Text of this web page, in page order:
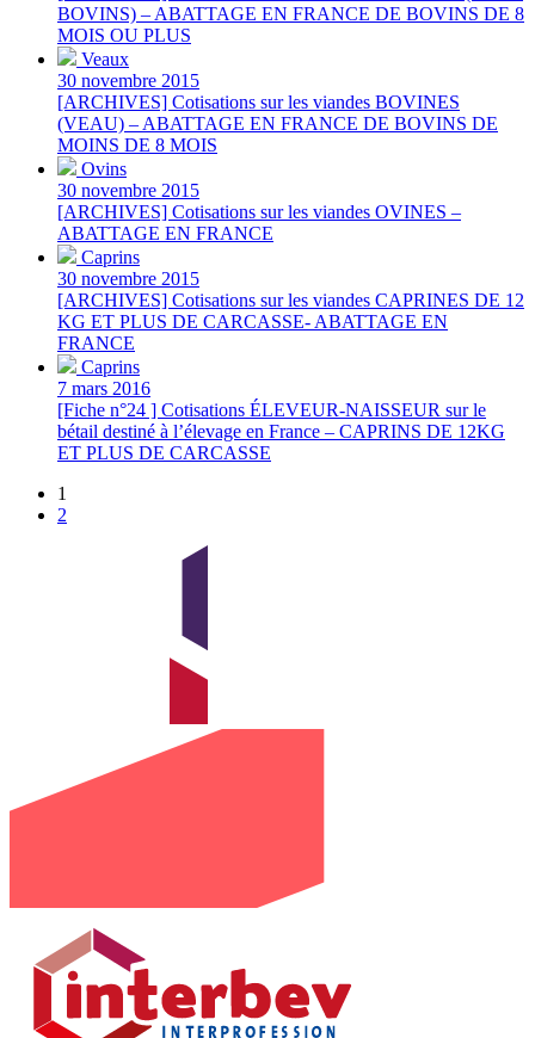
BOVINS) – ABATTAGE EN FRANCE DE BOVINS DE 8
MOIS OU PLUS
Veaux
30 novembre 2015
[ARCHIVES] Cotisations sur les viandes BOVINES
(VEAU) – ABATTAGE EN FRANCE DE BOVINS DE
MOINS DE 8 MOIS
Ovins
30 novembre 2015
[ARCHIVES] Cotisations sur les viandes OVINES –
ABATTAGE EN FRANCE
Caprins
30 novembre 2015
[ARCHIVES] Cotisations sur les viandes CAPRINES DE 12
KG ET PLUS DE CARCASSE- ABATTAGE EN
FRANCE
Caprins
7 mars 2016
[Fiche n°24 ] Cotisations ÉLEVEUR-NAISSEUR sur le
bétail destiné à l’élevage en France – CAPRINS DE 12KG
ET PLUS DE CARCASSE
1
2